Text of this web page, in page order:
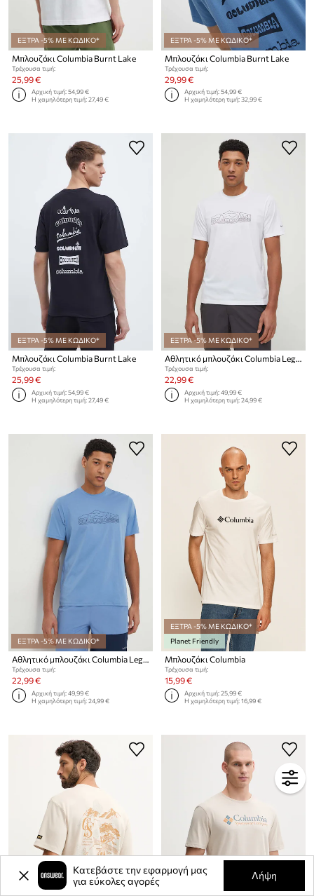
ΕΞΤΡΑ -5% ΜΕ ΚΩΔΙΚΟ*
Μπλουζάκι Columbia Burnt Lake
Τρέχουσα τιμή:
25,99 €
Αρχική τιμή:54,99 €
Η χαμηλότερη τιμή:27,49 €
ΕΞΤΡΑ -5% ΜΕ ΚΩΔΙΚΟ*
Μπλουζάκι Columbia Burnt Lake
Τρέχουσα τιμή:
29,99 €
Αρχική τιμή:54,99 €
Η χαμηλότερη τιμή:32,99 €
ΕΞΤΡΑ -5% ΜΕ ΚΩΔΙΚΟ*
Μπλουζάκι Columbia Burnt Lake
Τρέχουσα τιμή:
25,99 €
Αρχική τιμή:54,99 €
Η χαμηλότερη τιμή:27,49 €
ΕΞΤΡΑ -5% ΜΕ ΚΩΔΙΚΟ*
Αθλητικό μπλουζάκι Columbia Legend Trail Legend Trail
Τρέχουσα τιμή:
22,99 €
Αρχική τιμή:49,99 €
Η χαμηλότερη τιμή:24,99 €
ΕΞΤΡΑ -5% ΜΕ ΚΩΔΙΚΟ*
Αθλητικό μπλουζάκι Columbia Legend Trail Legend Trail
Τρέχουσα τιμή:
22,99 €
Αρχική τιμή:49,99 €
Η χαμηλότερη τιμή:24,99 €
ΕΞΤΡΑ -5% ΜΕ ΚΩΔΙΚΟ*
Planet Friendly
Μπλουζάκι Columbia
Τρέχουσα τιμή:
15,99 €
Αρχική τιμή:25,99 €
Η χαμηλότερη τιμή:16,99 €
Κατεβάστε την εφαρμογή μας
για εύκολες αγορές
Λήψη